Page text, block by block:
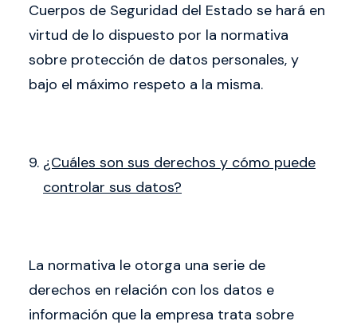
Cuerpos de Seguridad del Estado se hará en
virtud de lo dispuesto por la normativa
sobre protección de datos personales, y
bajo el máximo respeto a la misma.
¿Cuáles son sus derechos y cómo puede
controlar sus datos?
La normativa le otorga una serie de
derechos en relación con los datos e
información que la empresa trata sobre